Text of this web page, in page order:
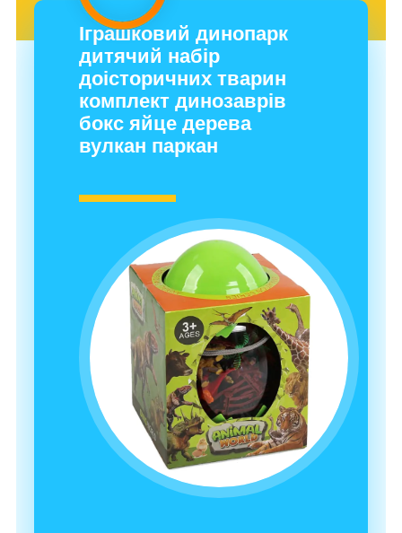
Іграшковий динопарк
дитячий набір
доісторичних тварин
комплект динозаврів
бокс яйце дерева
вулкан паркан